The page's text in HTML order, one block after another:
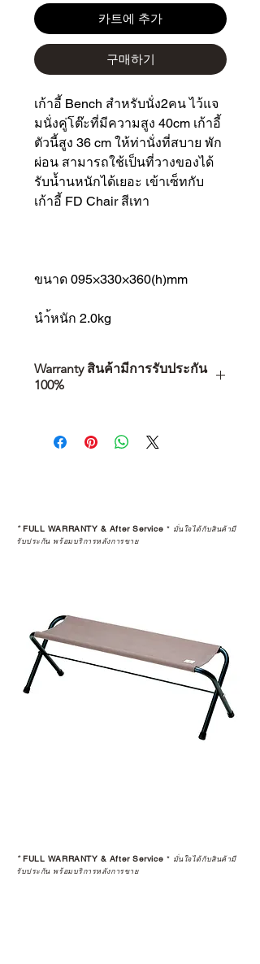
카트에 추가
구매하기
เก้าอี้ Bench สำหรับนั่ง2คน ไว้แจ
มนั่งคู่โต๊ะที่มีความสูง 40cm เก้าอี้
ตัวนี้สูง 36 cm ให้ท่านั่งที่สบาย พัก
ผ่อน สามารถใช้เป็นที่วางของได้
รับน้ำนหนักได้เยอะ เข้าเซ็ทกับ
เก้าอี้ FD Chair สีเทา
ขนาด 095×330×360(h)mm
นำ้หนัก 2.0kg
Warranty สินค้ามีการรับประกัน
100%
คุณตัดสินใจซื้อ แต่รวมไปถึง
“ประสบการณ์หลังการใช้งาน” ใน
STUDIO และร้านตัวแทนจำหน่ายที่
ได้รับการแต่งตั้งอย่างเป็นทางการ จะ
เป็นการให้คำแนะนำ การดูแลสินค้า
หรือการแก้ไขปัญหาที่อาจเกิดขึ้นใน
อนาคต
ก่อนตัดสินใจซื้อสินค้า เราอยาก
แนะนำให้คุณสอบถามทุกครั้งว่า ร้าน
ค้าที่คุณกำลังเลือกซื้อนั้น มีการรับ
ประกันสินค้าจากตัวแทนจำหน่าย
ในอุปกรณ์ที่คุณรัก มีคุณค่าอย่าง
*FULL WARRANTY & After Service * มั่นใจได้กับสินค้ามี
รับประกัน พร้อมบริการหลังการขาย
*FULL WARRANTY & After Service * มั่นใจได้กับสินค้ามี
รับประกัน พร้อมบริการหลังการขาย